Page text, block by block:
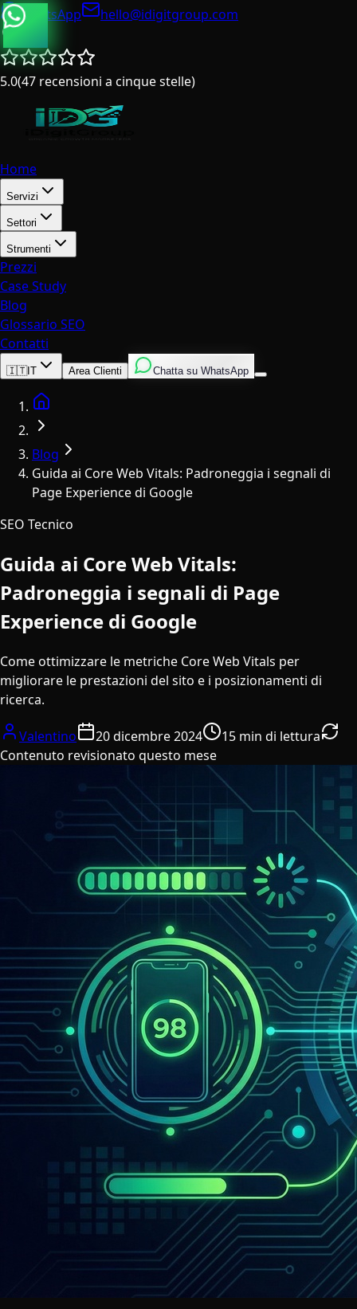
WhatsApp
hello@idigitgroup.com
5.0(47 recensioni a cinque stelle)
Home
Servizi
Settori
Strumenti
Prezzi
Case Study
Blog
Glossario SEO
Contatti
IngleseItalianoSpagnolo
🇮🇹IT Area Clienti Chatta su WhatsApp
Blog
Guida ai Core Web Vitals: Padroneggia i segnali di
Page Experience di Google
SEO Tecnico
Guida ai Core Web Vitals:
Padroneggia i segnali di Page
Experience di Google
Come ottimizzare le metriche Core Web Vitals per
migliorare le prestazioni del sito e i posizionamenti di
ricerca.
Valentino 20 dicembre 2024
15 min di lettura
Contenuto revisionato questo mese